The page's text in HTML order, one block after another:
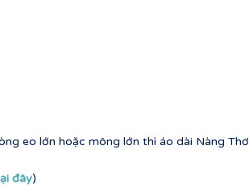
eo lớn hoặc mông lớn thì áo dài Nàng Thơ
đây)